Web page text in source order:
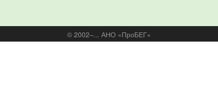
© 2002–... АНО «ПроБЕГ»